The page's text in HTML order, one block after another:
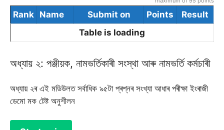
Rank Name Submit on Points
Result
Table is loading
অধ্যায় ২: পঞ্জীয়ক, নামভৰ্তিকাৰী সংস্থা আৰু নামভৰ্তি কৰ্মচাৰী
অধ্যায় ২ৰ এই মডিউলত সৰ্বাধিক ৯৫টা প্ৰশ্নৰ সংখ্যা আধাৰ পৰীক্ষা ইংৰাজী
ডেমো মক টেষ্ট অনুশীলন